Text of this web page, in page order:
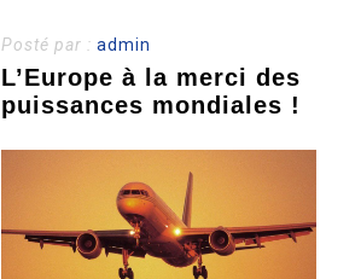
Posté par :admin
L’Europe à la merci des
puissances mondiales !